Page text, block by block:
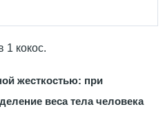
1 кокос.
жесткостью: при
веса тела человека